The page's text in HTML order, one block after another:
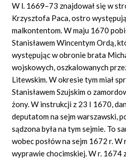
W l. 1669–73 znajdował się w
Krzysztofa Paca, ostro
malkontentom. W maju 1670
Stanisławem Wincentym Ordą,
występując w obronie brata
wojskowych, oszkalowanych
Litewskim. W okresie tym miał
Stanisławem Szujskim o
żony. W instrukcji z 23 I 1670,
deputatom na sejm warszawski,
sądzona była na tym sejmie. To
wobec posłów na sejm 1672 r. W
wyprawie chocimskiej. W r. 1674